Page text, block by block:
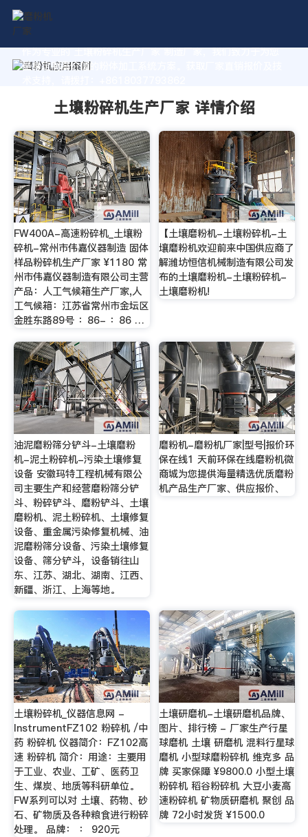
作为专业的 土壤粉碎机生产厂家 制造厂家，我们致力于为您
量身定制高价值的粉体加工系统方案。获取厂家直销报价及技
土壤粉碎机生产厂家 详情介绍
FW400A-高速粉碎机_土壤粉
碎机-常州市伟嘉仪器制造 固体
样品粉碎机生产厂家 ¥1180 常
州市伟嘉仪器制造有限公司主营
产品：人工气候箱生产厂家,人
工气候箱：江苏省常州市金坛区
金胜东路89号 ：86- ：86 …
【土壤磨粉机-土壤粉碎机-土
壤磨粉机欢迎前来中国供应商了
解潍坊恒信机械制造有限公司发
布的土壤磨粉机-土壤粉碎机-
土壤磨粉机!
油泥磨粉筛分铲斗-土壤磨粉
机-泥土粉碎机-污染土壤修复
设备 安徽玛特工程机械有限公
司主要生产和经营磨粉筛分铲
斗、粉碎铲斗、磨粉铲斗、土壤
磨粉机、泥土粉碎机、土壤修复
设备、重金属污染修复机械、油
泥磨粉筛分设备、污染土壤修复
设备、筛分铲斗，设备销往山
东、江苏、湖北、湖南、江西、
新疆、浙江、上海等地。
磨粉机-磨粉机厂家|型号|报价环
保在线1 天前环保在线磨粉机微
商城为您提供海量精选优质磨粉
机产品生产厂家、供应报价、
土壤粉碎机_仪器信息网 -
InstrumentFZ102 粉碎机 /中
药 粉碎机 仪器简介：FZ102高
速 粉碎机 简介：用途：主要用
于工业、农业、工矿、医药卫
生、煤炭、地质等科研单位。
FW系列可以对 土壤、药物、砂
石、矿物质及各种粮食进行粉碎
处理。 品牌： ： 920元
土壤研磨机-土壤研磨机品牌、
图片、排行榜 - 厂家生产行星
球磨机 土壤 研磨机 混料行星球
磨机 小型球磨粉碎机 维克多 品
牌 买家保障 ¥9800.0 小型土壤
粉碎机 稻谷粉碎机 大豆小麦高
速粉碎机 矿物质研磨机 聚创 品
牌 72小时发货 ¥1500.0